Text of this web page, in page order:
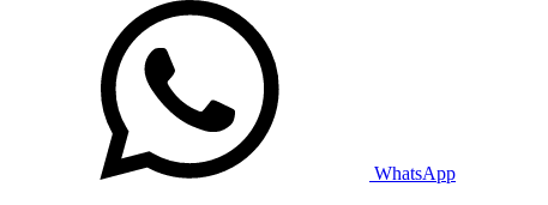
WhatsApp